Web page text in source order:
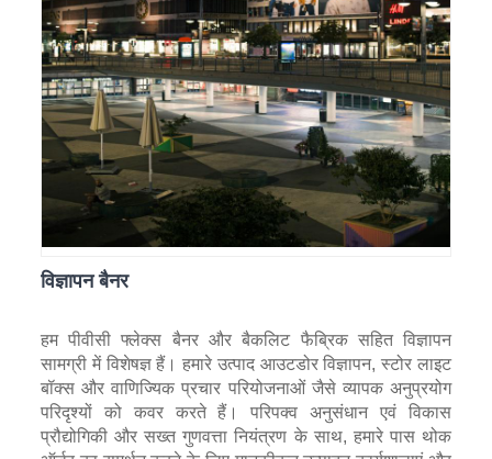
विज्ञापन बैनर
हम पीवीसी फ्लेक्स बैनर और बैकलिट फैब्रिक सहित विज्ञापन
सामग्री में विशेषज्ञ हैं। हमारे उत्पाद आउटडोर विज्ञापन, स्टोर लाइट
बॉक्स और वाणिज्यिक प्रचार परियोजनाओं जैसे व्यापक अनुप्रयोग
परिदृश्यों को कवर करते हैं। परिपक्व अनुसंधान एवं विकास
प्रौद्योगिकी और सख्त गुणवत्ता नियंत्रण के साथ, हमारे पास थोक